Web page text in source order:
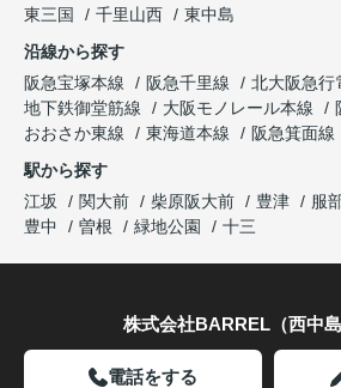
東三国
千里山西
東中島
沿線から探す
阪急宝塚本線
阪急千里線
北大阪急行
地下鉄御堂筋線
大阪モノレール本線
おおさか東線
東海道本線 阪急箕面線
駅から探す
江坂
関大前 柴原阪大前 豊津 服
豊中
曽根 緑地公園 十三
株式会社BARREL（西中島
電話をする